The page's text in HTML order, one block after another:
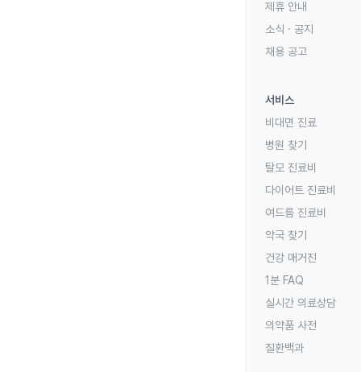
제휴 안내
소식 · 공지
채용 공고
서비스
비대면 진료
병원 찾기
탈모 진료비
다이어트 진료비
여드름 진료비
약국 찾기
건강 매거진
1분 FAQ
실시간 의료상담
의약품 사전
질환백과